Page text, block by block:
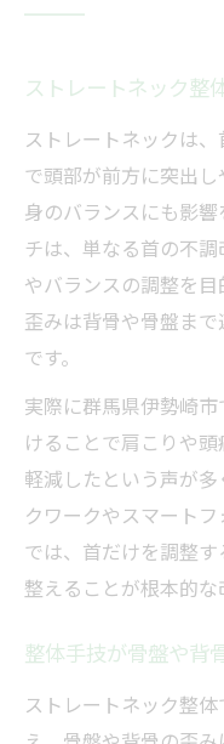
ストレートネック整
ストレートネックは
で頭部が前方に突出
身のバランスにも影
チは、単なる首の不
やバランスの調整を
歪みは背骨や骨盤ま
です。
実際に群馬県伊勢崎
けることで肩こりや
軽減したという声が
クワークやスマート
では、首だけを調整
整えることが根本的な
整体手技が骨盤や背
ストレートネック整